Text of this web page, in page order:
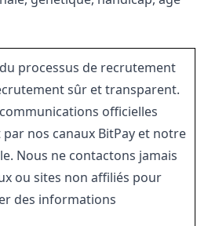
processus de recrutement
sûr et transparent.
officielles
nos canaux BitPay et notre
Nous ne contactons jamais
ou sites non affiliés pour
des informations